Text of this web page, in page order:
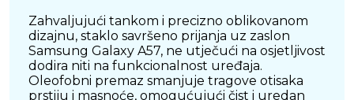
Zahvaljujući tankom i precizno oblikovanom
dizajnu, staklo savršeno prijanja uz zaslon
Samsung Galaxy A57, ne utječući na osjetljivost
dodira niti na funkcionalnost uređaja.
Oleofobni premaz smanjuje tragove otisaka
prstiju i masnoće, omogućujući čist i uredan